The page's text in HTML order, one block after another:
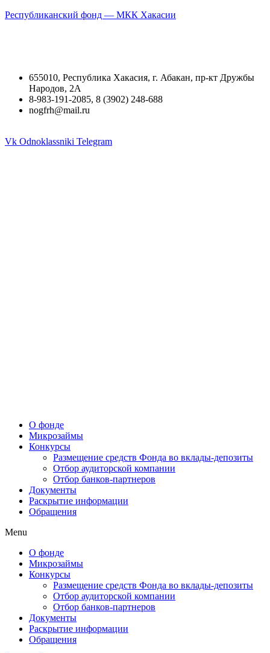
Республиканский фонд — МКК Хакасии
655010, Республика Хакасия, г. Абакан, пр-кт Дружбы
Народов, 2А
8-983-191-2085, 8 (3902) 248-688
nogfrh@mail.ru
Vk Odnoklassniki Telegram
О фонде
Микрозаймы
Конкурсы
Размещение средств Фонда во вклады-депозиты
Отбор аудиторской компании
Отбор банков-партнеров
Документы
Раскрытие информации
Обращения
Menu
О фонде
Микрозаймы
Конкурсы
Размещение средств Фонда во вклады-депозиты
Отбор аудиторской компании
Отбор банков-партнеров
Документы
Раскрытие информации
Обращения